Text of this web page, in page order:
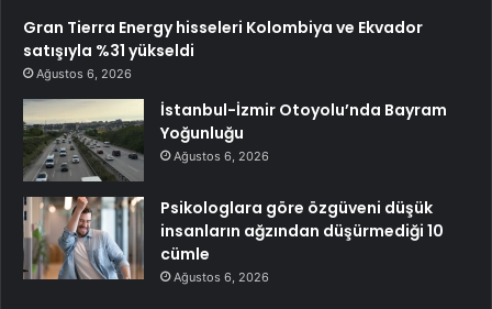
Gran Tierra Energy hisseleri Kolombiya ve Ekvador
satışıyla %31 yükseldi
Ağustos 6, 2026
İstanbul-İzmir Otoyolu’nda Bayram
Yoğunluğu
Ağustos 6, 2026
Psikologlara göre özgüveni düşük
insanların ağzından düşürmediği 10
cümle
Ağustos 6, 2026